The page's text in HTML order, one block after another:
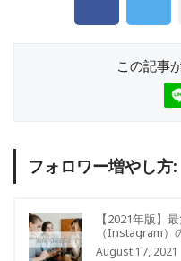
この記事
フォロワー増やし方:
【2021年版】
（Instagram）
August 17, 2021